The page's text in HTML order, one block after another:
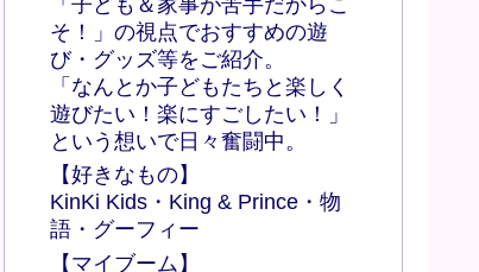
そ！」の視点でおすすめの遊
び・グッズ等をご紹介。
「なんとか子どもたちと楽しく
遊びたい！楽にすごしたい！」
という想いで日々奮闘中。
【好きなもの】
KinKi Kids・King & Prince・物
語・グーフィー
【マイブーム】